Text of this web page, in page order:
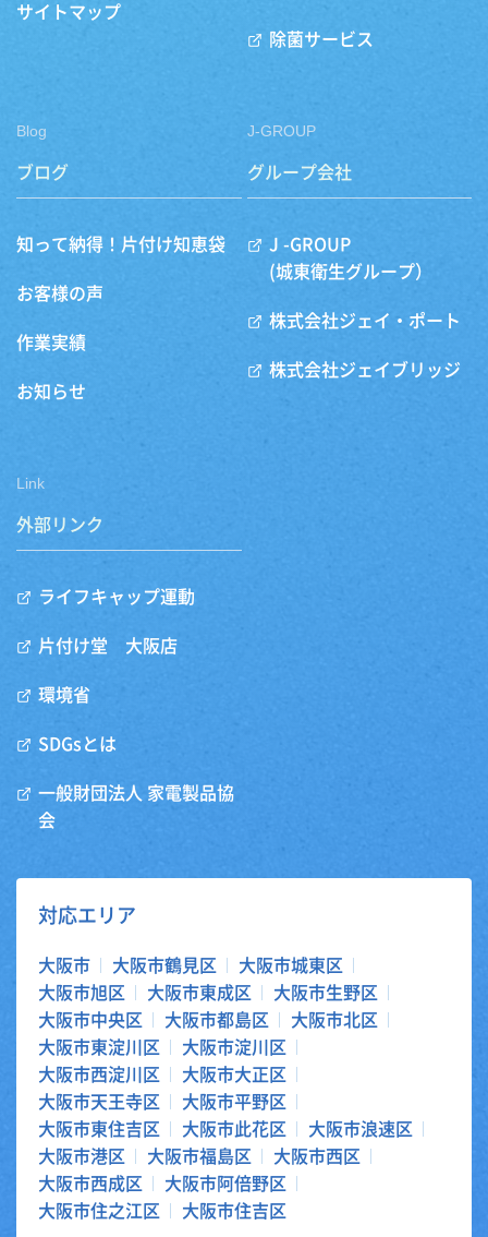
サイトマップ
除菌サービス
Blog
ブログ
知って納得！片付け知恵袋
お客様の声
作業実績
お知らせ
J-GROUP
グループ会社
J -GROUP
(城東衛生グループ）
株式会社ジェイ・ポート
株式会社ジェイブリッジ
Link
外部リンク
ライフキャップ運動
片付け堂 大阪店
環境省
SDGsとは
一般財団法人 家電製品協
会
対応エリア
大阪市 大阪市鶴見区
大阪市城東区
大阪市旭区
大阪市東成区
大阪市生野区
大阪市中央区
大阪市都島区
大阪市北区
大阪市東淀川区
大阪市淀川区
大阪市西淀川区
大阪市大正区
大阪市天王寺区
大阪市平野区
大阪市東住吉区
大阪市此花区
大阪市浪速区
大阪市港区
大阪市福島区
大阪市西区
大阪市西成区
大阪市阿倍野区
大阪市住之江区
大阪市住吉区